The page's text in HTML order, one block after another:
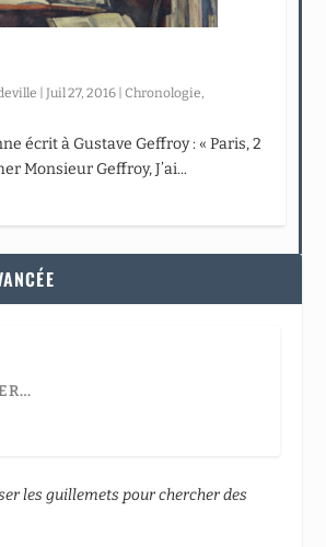
|Juil 27, 2016 |Chronologie
écrit à Gustave Geffroy : « Paris, 2
Monsieur Geffroy, J’ai...
les guillemets pour chercher des